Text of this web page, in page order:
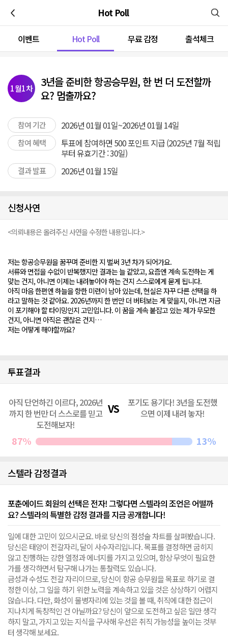
Hot Poll
이벤트 Hot Poll 무료 감정 출석체크
1월1차
3년을 준비한 항공승무원, 한 번 더 도전할까
요? 멈출까요?
참여 기간 2026년 01월 01일~2026년 01월 14일
참여 혜택
투표에 참여하면 500 포인트 지급 (2025년 7월 적립
부터 유효기간 : 30일)
결과 발표 2026년 01월 15일
신청사연
<의뢰내용은 올려주신 사연을 수정한 내용입니다.>
저는 항공승무원을 꿈꾸며 준비한 지 벌써 3년 차가 되어가요.
서류와 면접을 수없이 반복했지만 결과는 늘 같았고, 요즘엔 계속 도전하는 게
맞는 건지, 아니면 이제는 내려놓아야 하는 건지 스스로에게 묻게 됩니다.
아직 마음 한편엔 하늘을 향한 미련이 남아 있는데, 현실은 자꾸 다른 선택을 하
라고 말하는 것 같아요. 2026년까지 한 번만 더 버텨보는 게 맞을지, 아니면 지금
이 포기해야 할 타이밍인지 고민입니다. 이 꿈을 계속 붙잡고 있는 제가 무모한
건지, 아니면 아직은 괜찮은 건지…
저는 어떻게 해야할까요?
투표결과
아직 단언하긴 이르다, 2026년
까지 한 번만 더 스스로를 믿고
도전해보자!
포기도 용기다! 3년을 도전했
으면 이제 내려 놓자!
87% 13%
스텔라 감정결과
포춘에이드 회원의 선택은 전자! 그렇다면 스텔라의 조언은 어떨까
요? 스텔라의 특별한 감정 결과를 지금 공개합니다!
일에 대한 고민이 있으시군요. 바로 당신의 점성술 차트를 살펴봤습니다.
당신은 태양이 전갈자리, 달이 사수자리입니다. 목표를 결정하면 굽히지
않고 진행하는 강한 열정과 에너지를 가지고 있으며, 항상 무엇이 필요한
가를 생각하면서 탐구해 나가는 통찰력도 있습니다.
금성과 수성도 전갈 자리이므로, 당신이 항공 승무원을 목표로 하기로 결
정한 이상, 그 일을 하기 위한 노력을 계속하고 있을 것은 상상하기 어렵지
않습니다. 다만, 화성이 물병자리에 있는 것을 볼 때, 취직에 대한 접근이
지나치게 독창적인 건 아닐까요? 당신이 앞으로 도전하고 싶은 일만 생각
하지 말고, 가지고 있는 지식을 구사해 우선은 취직 가능성을 높이는 것부
터 생각해 보세요.